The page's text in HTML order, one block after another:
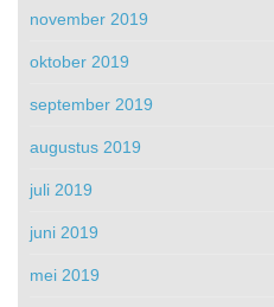
november 2019
oktober 2019
september 2019
augustus 2019
juli 2019
juni 2019
mei 2019